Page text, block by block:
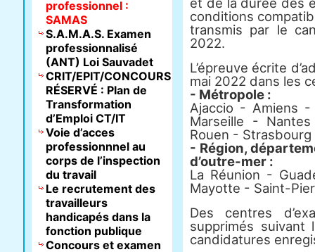
conditions
transmis par le
2022.
L’épreuve écrite
mai 2022 dans les
- Métropole :
Ajaccio - Amiens
Marseille -
Rouen -
- Région,
d’outre-mer :
La Réunion -
Mayotte - Saint-
Des centres
supprimés
candidatures
professionnel :
SAMAS
S.A.M.A.S. Examen
professionnalisé
(ANT) Loi Sauvadet
CRIT/EPIT/CONCOURS
RÉSERVÉ : Plan de
Transformation
d’Emploi CT/IT
Voie d’acces
professionnnel au
corps de l’inspection
du travail
Le recrutement des
travailleurs
handicapés dans la
fonction publique
Concours et examen